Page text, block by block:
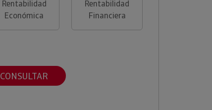
Rentabilidad
Económica
Rentabilidad
Financiera
CONSULTAR